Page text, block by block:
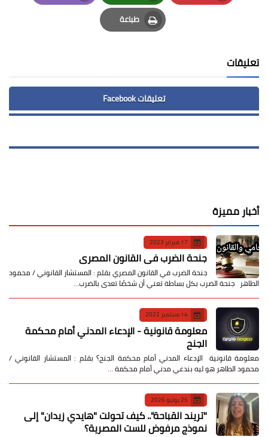
Pinterest
Whatsapp
Email
طباعة
Print
تعليقات
تعليقات Facebook
أخبار مميزة
17 فبراير 2023
جنحة الضرب في القانون المصري
جنحة الضرب في القانون المصري بقلم : المستشار القانوني / محمود
الطاهر جنحة الضرب بكل بساطة تعني أن شخصًا تعدى بالضرب…
14 سبتمبر 2022
معلومة قانونية - الإدعاء المدني أمام محكمة
الجنح
معلومة قانونية الإدعاء المدني أمام محكمة الجنح؟ بقلم : المستشار القانوني /
محمود الطاهر هو ليه بندعي مدني أمام محكمة …
25 يوليو 2026
​"تريند القباحة".. كيف تحولت "هايدي زيدان" إلى
نموذج مرفوض للست المصرية؟